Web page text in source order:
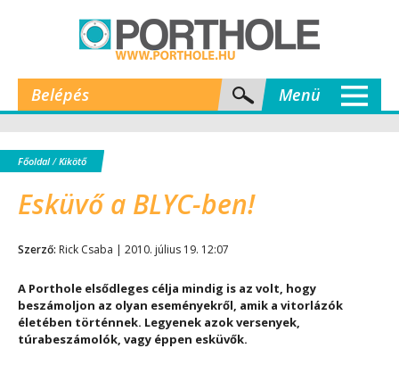
Belépés Menü
Főoldal/Kikötő
Esküvő a BLYC-ben!
Szerző: Rick Csaba | 2010. július 19. 12:07
A Porthole elsődleges célja mindig is az volt, hogy
beszámoljon az olyan eseményekről, amik a vitorlázók
életében történnek. Legyenek azok versenyek,
túrabeszámolók, vagy éppen esküvők.